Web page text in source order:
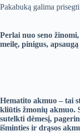
Pakabuką galima
Perlai nuo seno
meilę, pinigus, apsaugą
Hematito akmuo – tai
kliūtis žmonių akmuo.
sutelkti dėmesį,
išminties ir drąsos